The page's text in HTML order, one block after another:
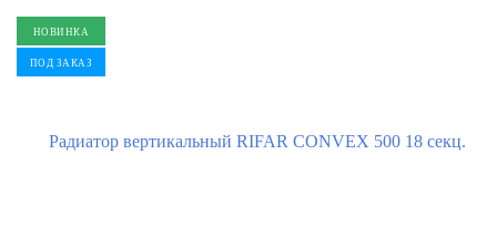
НОВИНКА
ПОД ЗАКАЗ